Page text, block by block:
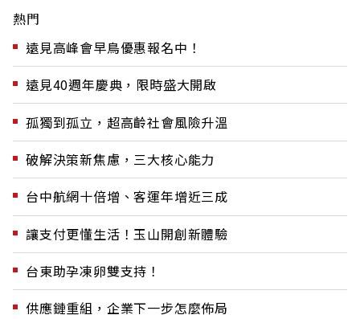
熱門
遠見高峰會早鳥優惠報名中！
遠見40週年慶典，限時盛大開啟
孤獨到孤立，超高齡社會風險升溫
破解決策新焦慮，三大核心能力
台中航網十倍增、客運年增近三成
讓支付更懂生活！玉山開創新體驗
台東助孕凍卵雙支持！
供應鏈重組，企業下一步怎麼佈局